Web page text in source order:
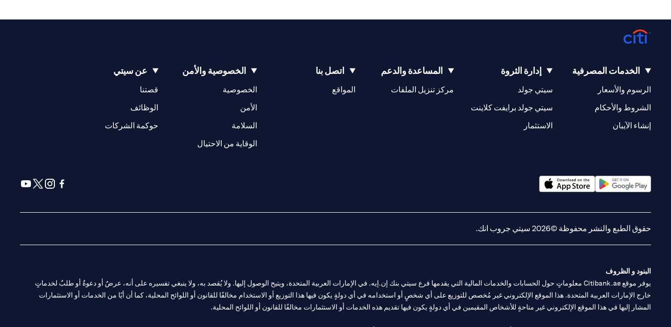
الخدمات المصرفية
الرسوم والأسعار
الشروط والأحكام
إنشاء الآيبان
إدارة الثروة
سيتي جولد
سيتي جولد برايفت كلاينت
الاستثمار
المساعدة والدعم
مركز تنزيل الملفات
اتصل بنا
المواقع
(opens in a new tab)
الخصوصية والأمن
الخصوصية
الأمن
السلامة
الوقاية من الاحتيال
عن سيتي
قصتنا
(opens in a new tab)
الوظائف
(opens in a new tab)
حوكمة الشركات
(opens in a new tab)
حقوق الطبع والنشر محفوظة ©2026 سيتي جروب انك.
البنود و الظروف
يوفر موقع Citibank.ae معلوماتٍ حول الحسابات والخدمات المالية التي يقدمها فرع سيتي بنك إن.إيه. في الإمارات العربية المتحدة، ويتيح الوصول إليها. ولا يُقصد به، ولا ينبغي تفسيره على أنه، عرضٌ أو دعوةٌ أو طلبٌ لخدماتٍ
خارج الإمارات العربية المتحدة. هذا الموقع الإلكتروني غير مُخصص للتوزيع على أي شخصٍ أو استخدامه في أي دولةٍ يكون فيها هذا التوزيع أو الاستخدام مخالفًا للقانون أو اللوائح المحلية، كما أن أيًا من الخدمات أو الاستثمارات
المشار إليها في هذا الموقع الإلكتروني غير متاحةٍ للأشخاص المقيمين في أي دولةٍ يكون فيها تقديم هذه الخدمات أو الاستثمارات مخالفًا للقانون أو اللوائح المحلية.